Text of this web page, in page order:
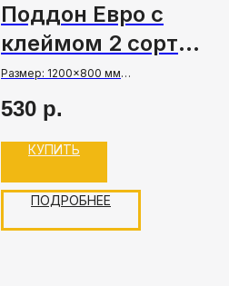
Поддон Евро с
клеймом 2 сорт
(опт)
Размер: 1200×800 мм
Состояние: Б/У
Цена указана с НДС
Оптовая продажа - от 1 фуры (550-700
530 р.
КУПИТЬ
ПОДРОБНЕЕ